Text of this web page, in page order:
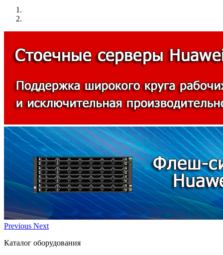
Previous Next
Каталог оборудования